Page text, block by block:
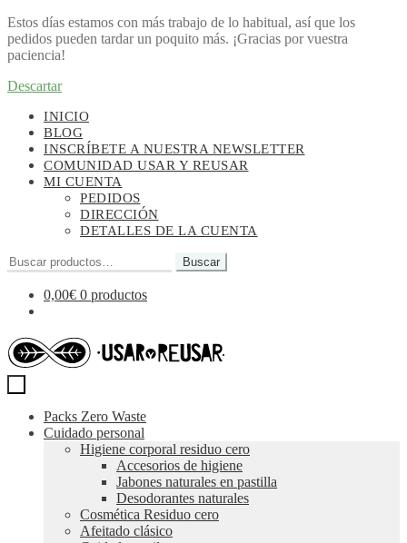
Estos días estamos con más trabajo de lo habitual, así que los
pedidos pueden tardar un poquito más. ¡Gracias por vuestra
paciencia!
Descartar
navegación
contenido
INICIO
BLOG
INSCRÍBETE A NUESTRA NEWSLETTER
COMUNIDAD USAR Y REUSAR
MI CUENTA
PEDIDOS
DIRECCIÓN
DETALLES DE LA CUENTA
Buscar
por:
Buscar
0,00€ 0 productos
Packs Zero Waste
Cuidado personal
Higiene corporal residuo cero
Accesorios de higiene
Jabones naturales en pastilla
Desodorantes naturales
Cosmética Residuo cero
Afeitado clásico